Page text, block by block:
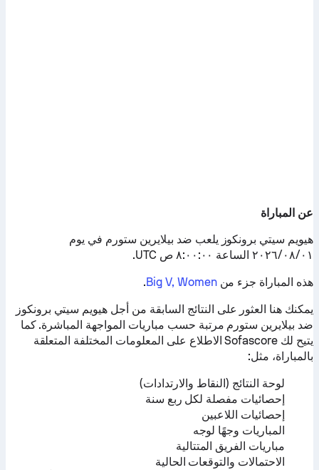
عن المباراة
هيويم سيتي برونكوز يلعب ضد بيلايرين ستورم في يوم
٠١‏/٠٨‏/٢٠٢٦ الساعة ٨:٠٠:٠٠ ص UTC.
هذه المباراة جزء منBig V, Women
.
يمكنك هنا العثور على النتائج السابقة من أجل هيويم سيتي برونكوز
ضد بيلايرين ستورم مرتبة حسب مباريات المواجهة المباشرة. كما
يتيح لك Sofascore الاطلاع على المعلومات المختلفة المتعلقة
بالمباراة، مثل:
لوحة النتائج (النقاط والارتدادات)
إحصائيات مفصلة لكل ربع سنة
إحصائيات اللاعبين
المباريات وجهًا لوجه
مباريات الفريق المتتالية
الاحتمالات والتوقعات الحالية